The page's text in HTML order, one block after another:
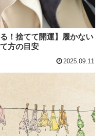
！捨てて開運】履かない
方の目安
2025.09.11